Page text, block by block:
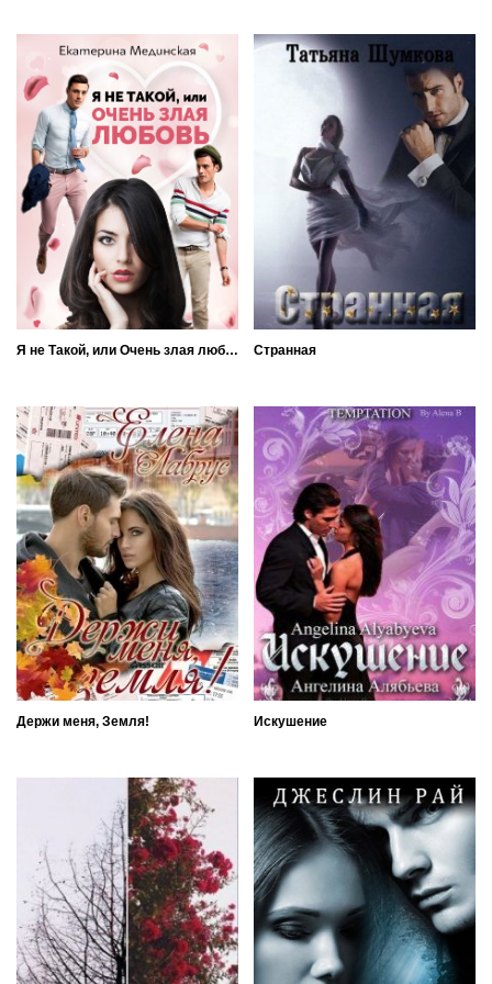
Я не Такой, или Очень злая любовь Странная
Держи меня, Земля! Искушение